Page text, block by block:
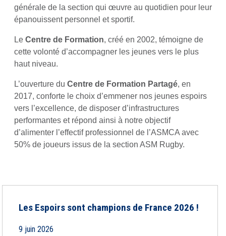
générale de la section qui œuvre au quotidien pour leur
épanouissent personnel et sportif.
Le Centre de Formation, créé en 2002, témoigne de
cette volonté d’accompagner les jeunes vers le plus
haut niveau.
L’ouverture du Centre de Formation Partagé, en
2017, conforte le choix d’emmener nos jeunes espoirs
vers l’excellence, de disposer d’infrastructures
performantes et répond ainsi à notre objectif
d’alimenter l’effectif professionnel de l’ASMCA avec
50% de joueurs issus de la section ASM Rugby.
Les Espoirs sont champions de France 2026 !
9 juin 2026